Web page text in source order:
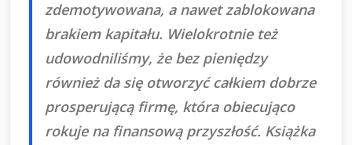
zdemotywowana, a nawet zablokowana
brakiem kapitału. Wielokrotnie też
udowodniliśmy, że bez pieniędzy
również da się otworzyć całkiem dobrze
prosperującą firmę, która obiecująco
rokuje na finansową przyszłość. Książka